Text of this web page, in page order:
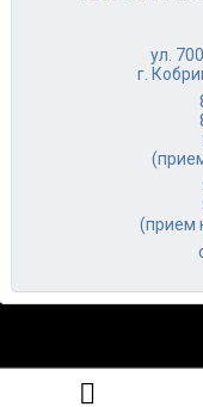
ул.
г.
(прием